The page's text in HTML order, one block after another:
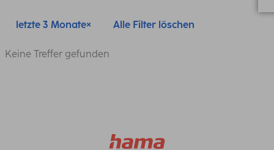
letzte 3 Monate Alle Filter löschen
Keine Treffer gefunden